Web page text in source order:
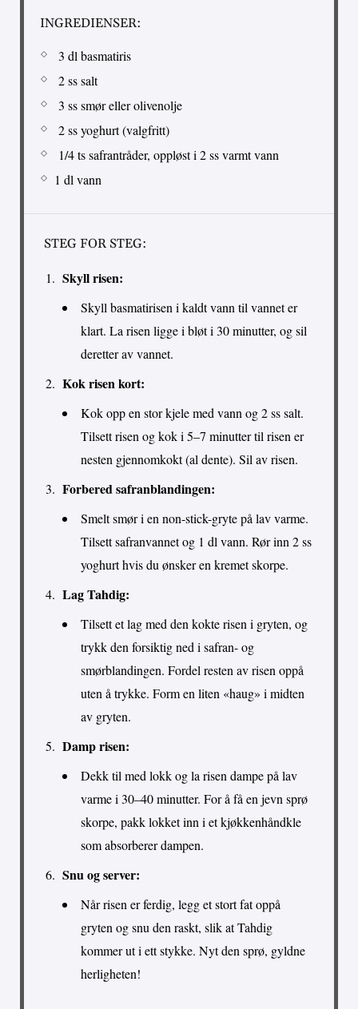
INGREDIENSER:
3 dl basmatiris
2 ss salt
3 ss smør eller olivenolje
2 ss yoghurt (valgfritt)
1/4 ts safrantråder, oppløst i 2 ss varmt vann
1 dl vann
STEG FOR STEG:
Skyll risen:
Skyll basmatirisen i kaldt vann til vannet er
klart. La risen ligge i bløt i 30 minutter, og sil
deretter av vannet.
Kok risen kort:
Kok opp en stor kjele med vann og 2 ss salt.
Tilsett risen og kok i 5–7 minutter til risen er
nesten gjennomkokt (al dente). Sil av risen.
Forbered safranblandingen:
Smelt smør i en non-stick-gryte på lav varme.
Tilsett safranvannet og 1 dl vann. Rør inn 2 ss
yoghurt hvis du ønsker en kremet skorpe.
Lag Tahdig:
Tilsett et lag med den kokte risen i gryten, og
trykk den forsiktig ned i safran- og
smørblandingen. Fordel resten av risen oppå
uten å trykke. Form en liten «haug» i midten
av gryten.
Damp risen:
Dekk til med lokk og la risen dampe på lav
varme i 30–40 minutter. For å få en jevn sprø
skorpe, pakk lokket inn i et kjøkkenhåndkle
som absorberer dampen.
Snu og server:
Når risen er ferdig, legg et stort fat oppå
gryten og snu den raskt, slik at Tahdig
kommer ut i ett stykke. Nyt den sprø, gyldne
herligheten!